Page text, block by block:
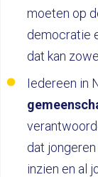
moeten op
democratie
dat kan
Iedereen in
dat
inzien en al